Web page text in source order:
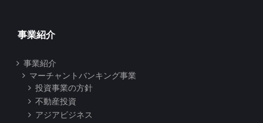
事業紹介
事業紹介
マーチャントバンキング事業
投資事業の方針
不動産投資
アジアビジネス